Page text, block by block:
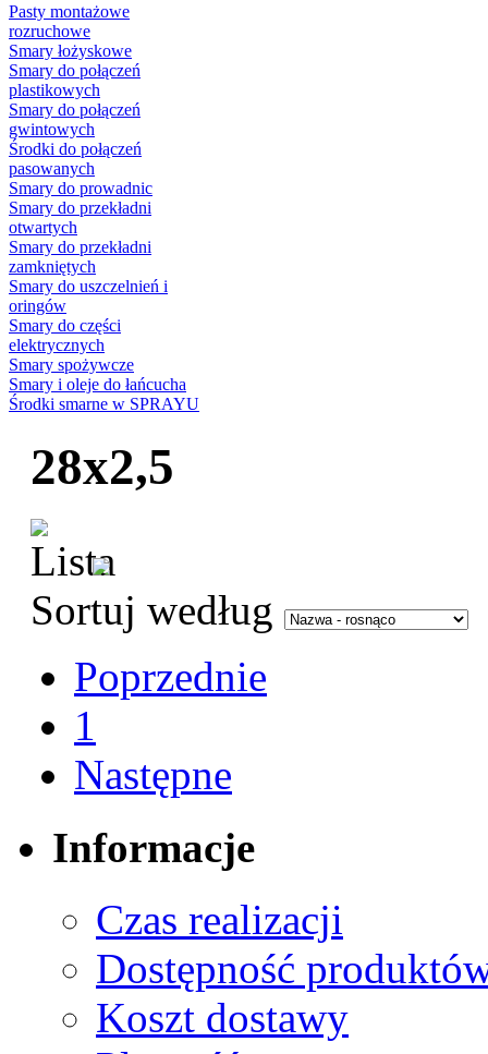
Pasty montażowe
rozruchowe
Smary łożyskowe
Smary do połączeń
plastikowych
Smary do połączeń
gwintowych
Środki do połączeń
pasowanych
Smary do prowadnic
Smary do przekładni
otwartych
Smary do przekładni
zamkniętych
Smary do uszczelnień i
oringów
Smary do części
elektrycznych
Smary spożywcze
Smary i oleje do łańcucha
Środki smarne w SPRAYU
28x2,5
Sortuj według
Poprzednie
1
Następne
Informacje
Czas realizacji
Dostępność
Koszt dostawy